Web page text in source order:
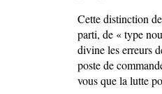
Cette distinction
parti, de « type
divine les erreurs
poste de
vous que la lutte